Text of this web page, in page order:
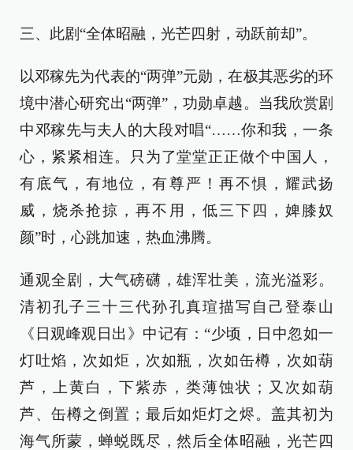
三、此剧“全体昭融，光芒四射，动跃前却”。
以邓稼先为代表的“两弹”元勋，在极其恶劣的环
境中潜心研究出“两弹”，功勋卓越。当我欣赏剧
中邓稼先与夫人的大段对唱“……你和我，一条
心，紧紧相连。只为了堂堂正正做个中国人，
有底气，有地位，有尊严！再不惧，耀武扬
威，烧杀抢掠，再不用，低三下四，婢膝奴
颜”时，心跳加速，热血沸腾。
通观全剧，大气磅礴，雄浑壮美，流光溢彩。
清初孔子三十三代孙孔真瑄描写自己登泰山
《日观峰观日出》中记有：“少顷，日中忽如一
灯吐焰，次如炬，次如瓶，次如缶樽，次如葫
芦，上黄白，下紫赤，类薄蚀状；又次如葫
芦、缶樽之倒置；最后如炬灯之烬。盖其初为
海气所蒙，蝉蜕既尽，然后全体昭融，光芒四